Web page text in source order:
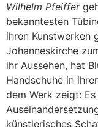
Wilhelm Pfeiffer
bekanntesten
ihren Kunstwerken
Johanneskirche
ihr Aussehen, hat
Handschuhe in
dem Werk zeigt:
künstlerisches